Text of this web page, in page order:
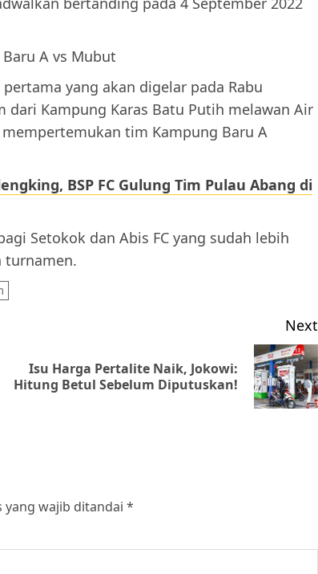
A vs Mubut
yang akan digelar pada Rabu
Kampung Karas Batu Putih melawan Air
tim Kampung Baru A
BSP FC Gulung Tim Pulau Abang di
Setokok dan Abis FC yang sudah lebih
turnamen.
Previous
post:
Next
Next
post:
Isu Harga Pertalite Naik, Jokowi:
Hitung Betul Sebelum Diputuskan!
yang wajib ditandai *